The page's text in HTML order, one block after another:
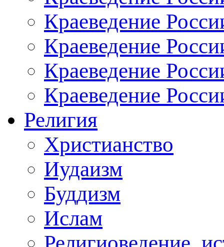
Краеведение
Краеведение
Краеведение
Краеведение
Религия
Христианство
Иудаизм
Буддизм
Ислам